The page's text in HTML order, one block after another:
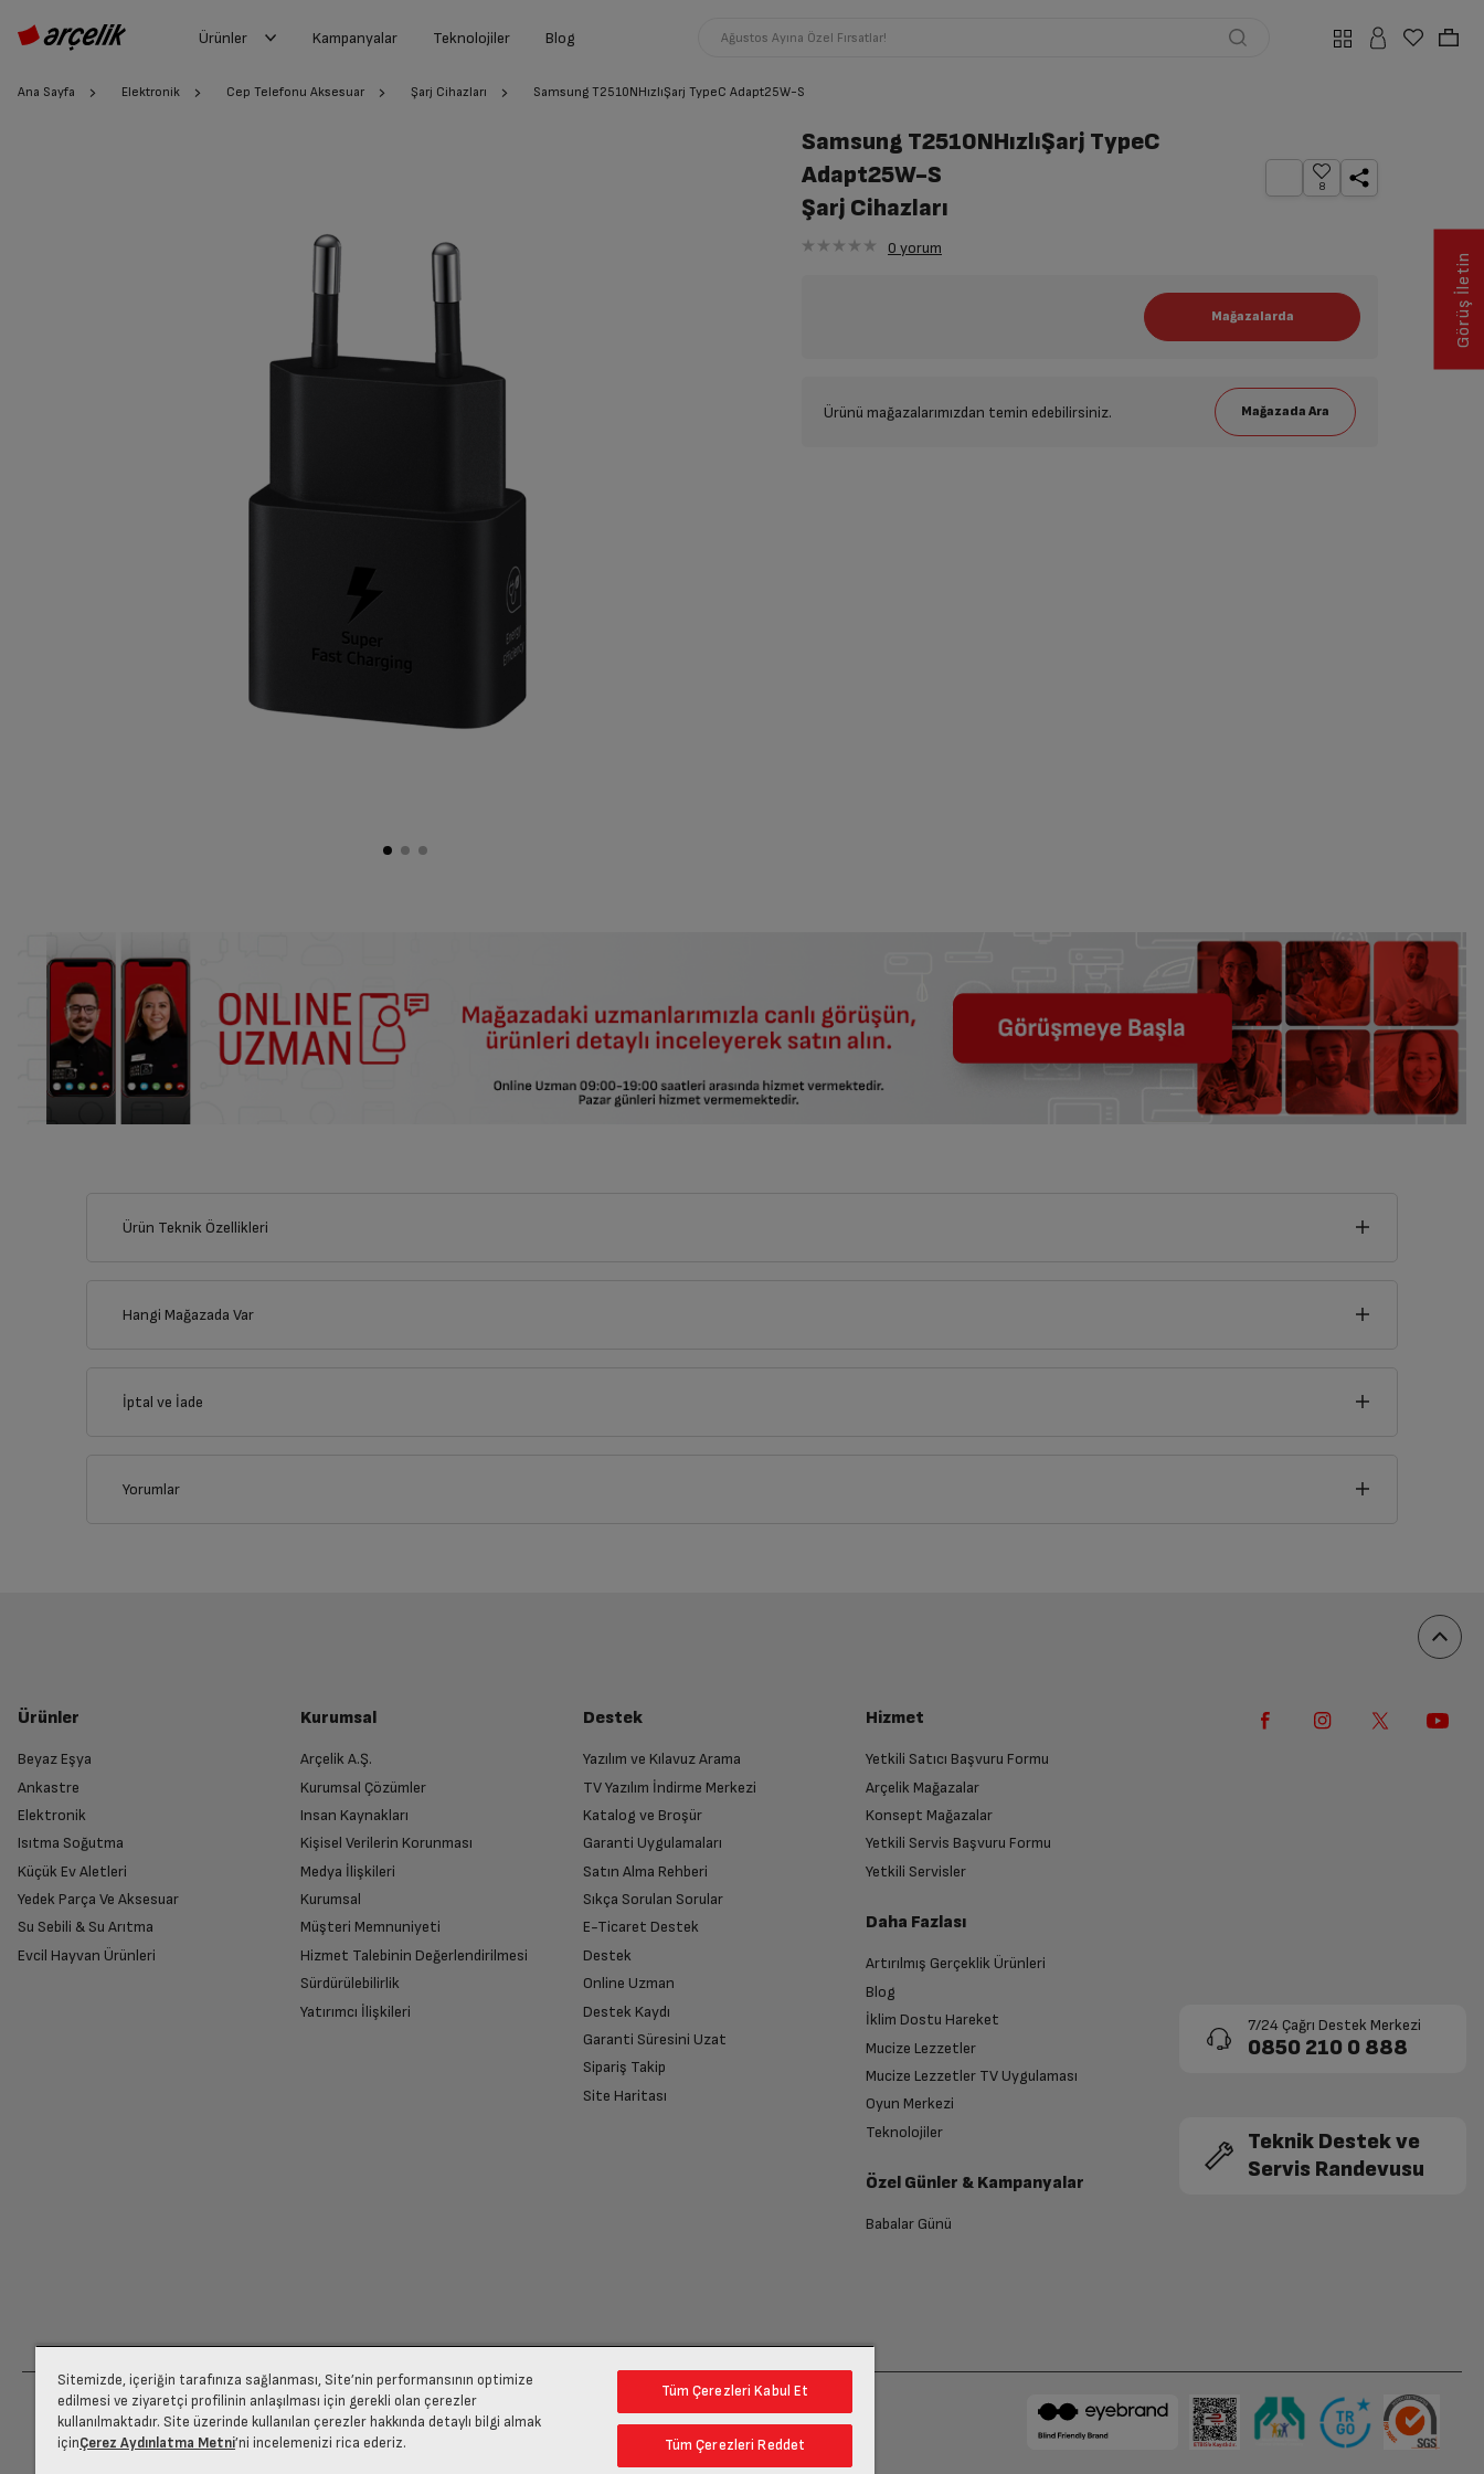
Ürünler Kampanyalar Teknolojiler Blog Ağustos Ayına Özel Fırsatlar!
Ana Sayfa Elektronik Cep Telefonu Aksesuar Şarj Cihazları Samsung T2510NHızlıŞarj TypeC Adapt25W-S
Samsung T2510NHızlıŞarj TypeC
Adapt25W-S
Şarj Cihazları
8
0 yorum
Ürünü mağazalarımızdan temin edebilirsiniz.
Ürün Teknik Özellikleri
100-240 V
Hangi Mağazada Var
İptal ve İade
Ürünü Yetkili Servise Teslim Edin
Ürünü eksiksiz ve hasarsız olarak faturası ile birlikte yetkili servise teslim edin.
İade Talebiniz Onaylansın
Yetkili servis gerekli kontrolleri sağladıktan sonra İade süreciniz tamamlanacaktır.
Yorumlar
Ürünler
Beyaz Eşya
Ankastre
Elektronik
Isıtma Soğutma
Küçük Ev Aletleri
Yedek Parça Ve Aksesuar
Su Sebili & Su Arıtma
Evcil Hayvan Ürünleri
Kurumsal
Arçelik A.Ş.
Kurumsal Çözümler
Insan Kaynakları
Kişisel Verilerin Korunması
Medya İlişkileri
Kurumsal
Müşteri Memnuniyeti
Hizmet Talebinin Değerlendirilmesi
Sürdürülebilirlik
Yatırımcı İlişkileri
Destek
Yazılım ve Kılavuz Arama
TV Yazılım İndirme Merkezi
Katalog ve Broşür
Garanti Uygulamaları
Satın Alma Rehberi
Sıkça Sorulan Sorular
E-Ticaret Destek
Destek
Online Uzman
Destek Kaydı
Garanti Süresini Uzat
Sipariş Takip
Site Haritası
Hizmet
Yetkili Satıcı Başvuru Formu
Arçelik Mağazalar
Konsept Mağazalar
Yetkili Servis Başvuru Formu
Yetkili Servisler
Daha Fazlası
Artırılmış Gerçeklik Ürünleri
Blog
İklim Dostu Hareket
Mucize Lezzetler
Mucize Lezzetler TV Uygulaması
Oyun Merkezi
Teknolojiler
Özel Günler & Kampanyalar
Babalar Günü
7/24 Çağrı Destek Merkezi
0850 210 0 888
Teknik Destek ve
Servis Randevusu
Görüş İletin
Sitemizde, içeriğin tarafınıza sağlanması, Site’nin performansının optimize
edilmesi ve ziyaretçi profilinin anlaşılması için gerekli olan çerezler
kullanılmaktadır. Site üzerinde kullanılan çerezler hakkında detaylı bilgi almak
içinÇerez Aydınlatma Metni’ni incelemenizi rica ederiz.
Tüm Çerezleri Kabul Et
Tüm Çerezleri Reddet